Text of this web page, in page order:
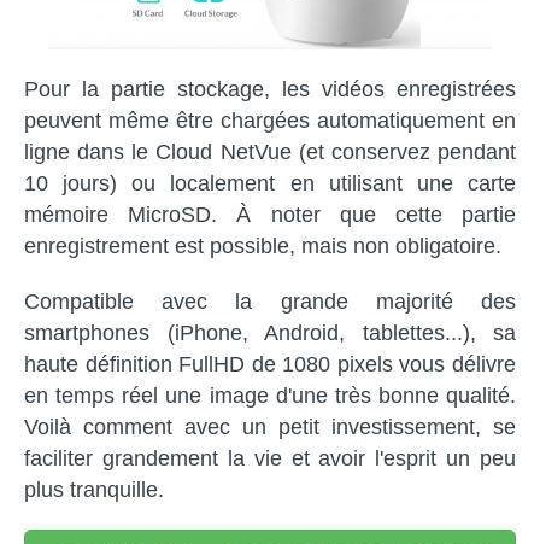
Pour la partie stockage, les vidéos enregistrées
peuvent même être chargées automatiquement en
ligne dans le Cloud NetVue (et conservez pendant
10 jours) ou localement en utilisant une carte
mémoire MicroSD. À noter que cette partie
enregistrement est possible, mais non obligatoire.
Compatible avec la grande majorité des
smartphones (iPhone, Android, tablettes...), sa
haute définition FullHD de 1080 pixels vous délivre
en temps réel une image d'une très bonne qualité.
Voilà comment avec un petit investissement, se
faciliter grandement la vie et avoir l'esprit un peu
plus tranquille.